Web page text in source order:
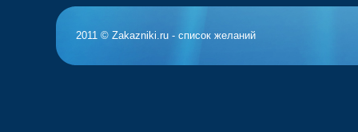
2011 © Zakazniki.ru - список желаний